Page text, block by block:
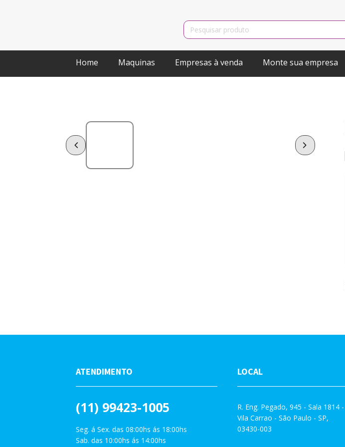
Search
for:
Home Maquinas Empresas à venda Monte sua empresa
ATENDIMENTO
(11) 99423-1005
Seg. á Sex. das 08:00hs ás 18:00hs
Sab. das 10:00hs ás 14:00hs
LOCAL
R. Eng. Pegado, 945 - Sala 1814 -
Vila Carrao - São Paulo - SP,
03430-003